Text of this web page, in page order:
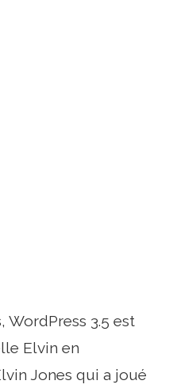
WordPress 3.5 est
Elvin en
Jones qui a joué